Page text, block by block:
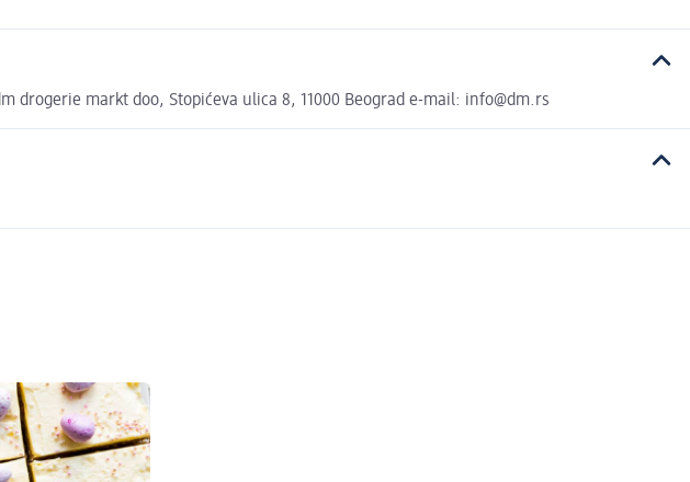
drogerie markt doo, Stopićeva ulica 8, 11000 Beograd e-mail: info@dm.rs